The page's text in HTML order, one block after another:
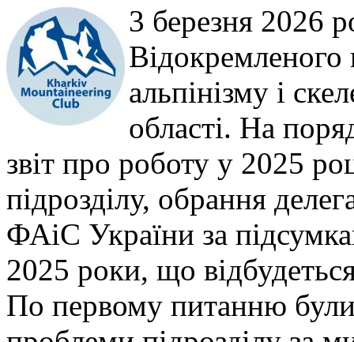
3 березня 2026
Відокремленого
альпінізму і
області. На
звіт про роботу у 2025
підрозділу, обрання
ФАіС України за
2025 роки, що
По первому питанню були